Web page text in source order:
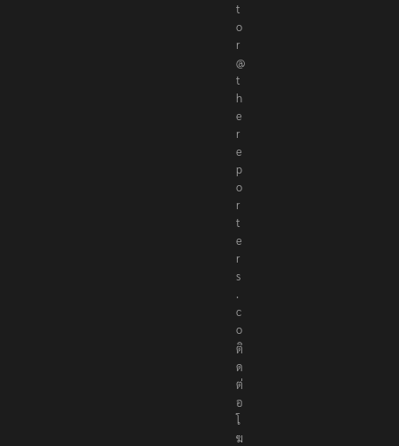
t
o
r
@
t
h
e
r
e
p
o
r
t
e
r
s
.
c
o
ติ
ด
ต่
อ
โ
ฆ